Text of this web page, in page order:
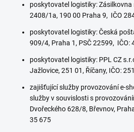
poskytovatel logistiky: Zásilkovna
2408/1a, 190 00 Praha 9, IČO
poskytovatel logistiky: Česká
909/4, Praha 1, PSČ 22599, IČO:
poskytovatel logistiky: PPL CZ
Jažlovice, 251 01, Říčany, IČO:
zajišťující služby provozování e-
služby v souvislosti s
Dvořeckého 628/8, Břevnov,
35 675